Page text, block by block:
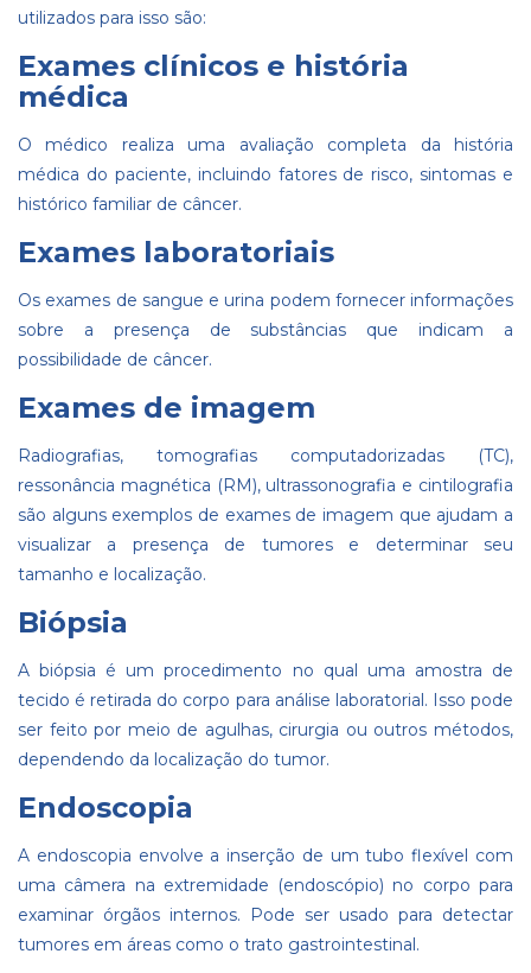
utilizados para isso são:
Exames clínicos e história
médica
O médico realiza uma avaliação completa da história
médica do paciente, incluindo fatores de risco, sintomas e
histórico familiar de câncer.
Exames laboratoriais
Os exames de sangue e urina podem fornecer informações
sobre a presença de substâncias que indicam a
possibilidade de câncer.
Exames de imagem
Radiografias, tomografias computadorizadas (TC),
ressonância magnética (RM), ultrassonografia e cintilografia
são alguns exemplos de exames de imagem que ajudam a
visualizar a presença de tumores e determinar seu
tamanho e localização.
Biópsia
A biópsia é um procedimento no qual uma amostra de
tecido é retirada do corpo para análise laboratorial. Isso pode
ser feito por meio de agulhas, cirurgia ou outros métodos,
dependendo da localização do tumor.
Endoscopia
A endoscopia envolve a inserção de um tubo flexível com
uma câmera na extremidade (endoscópio) no corpo para
examinar órgãos internos. Pode ser usado para detectar
tumores em áreas como o trato gastrointestinal.